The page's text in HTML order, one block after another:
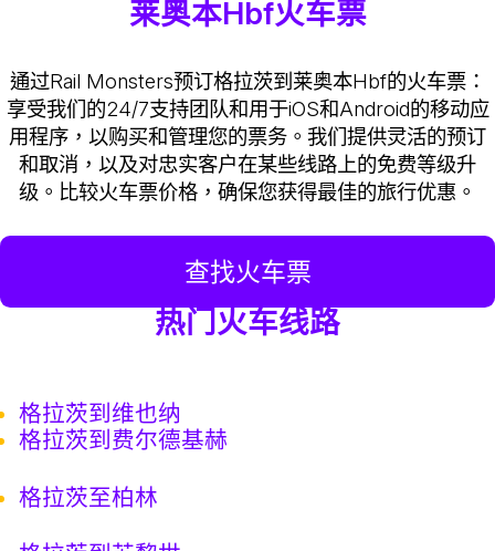
莱奥本Hbf火车票
通过Rail Monsters预订格拉茨到莱奥本Hbf的火车票：
享受我们的24/7支持团队和用于iOS和Android的移动应
用程序，以购买和管理您的票务。我们提供灵活的预订
和取消，以及对忠实客户在某些线路上的免费等级升
级。比较火车票价格，确保您获得最佳的旅行优惠。
查找火车票
热门火车线路
格拉茨到维也纳
格拉茨到费尔德基赫
格拉茨至柏林